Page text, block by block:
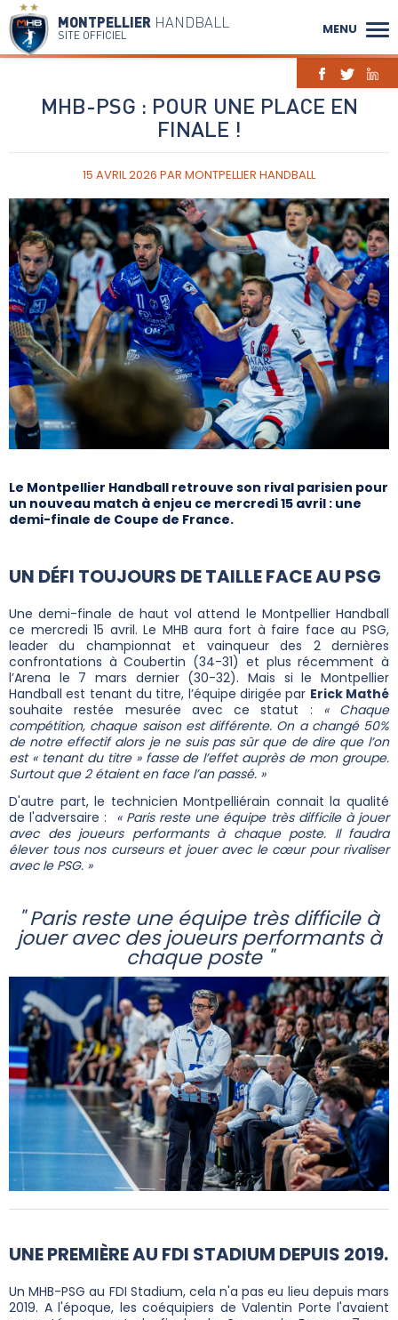
MONTPELLIERHANDBALL
SITE OFFICIEL MENU
MHB-PSG : POUR UNE PLACE EN
FINALE !
15 AVRIL 2026 PAR MONTPELLIER HANDBALL
Le Montpellier Handball retrouve son rival parisien pour
un nouveau match à enjeu ce mercredi 15 avril : une
demi-finale de Coupe de France.
UN DÉFI TOUJOURS DE TAILLE FACE AU PSG
Une demi-finale de haut vol attend le Montpellier Handball
ce mercredi 15 avril. Le MHB aura fort à faire face au PSG,
leader du championnat et vainqueur des 2 dernières
confrontations à Coubertin (34-31) et plus récemment à
l’Arena le 7 mars dernier (30-32). Mais si le Montpellier
Handball est tenant du titre, l’équipe dirigée par Erick Mathé
souhaite restée mesurée avec ce statut : « Chaque
compétition, chaque saison est différente. On a changé 50%
de notre effectif alors je ne suis pas sûr que de dire que l’on
est « tenant du titre » fasse de l’effet auprès de mon groupe.
Surtout que 2 étaient en face l’an passé. »
D'autre part, le technicien Montpelliérain connait la qualité
de l'adversaire : « Paris reste une équipe très difficile à jouer
avec des joueurs performants à chaque poste. Il faudra
élever tous nos curseurs et jouer avec le cœur pour rivaliser
avec le PSG. »
" Paris reste une équipe très difficile à
jouer avec des joueurs performants à
chaque poste "
UNE PREMIÈRE AU FDI STADIUM DEPUIS 2019.
Un MHB-PSG au FDI Stadium, cela n'a pas eu lieu depuis mars
2019. A l'époque, les coéquipiers de Valentin Porte l'avaient